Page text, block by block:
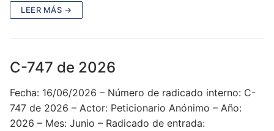
LEER MÁS →
C-747 de 2026
Fecha: 16/06/2026 – Número de radicado interno: C-
747 de 2026 – Actor: Peticionario Anónimo – Año:
2026 – Mes: Junio – Radicado de entrada: